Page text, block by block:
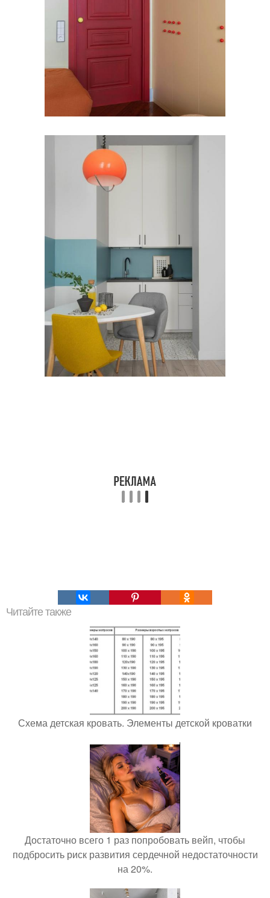
Читайте также
Схема детская кровать. Элементы детской кроватки
Достаточно всего 1 раз попробовать вейп, чтобы
подбросить риск развития сердечной недостаточности
на 20%.